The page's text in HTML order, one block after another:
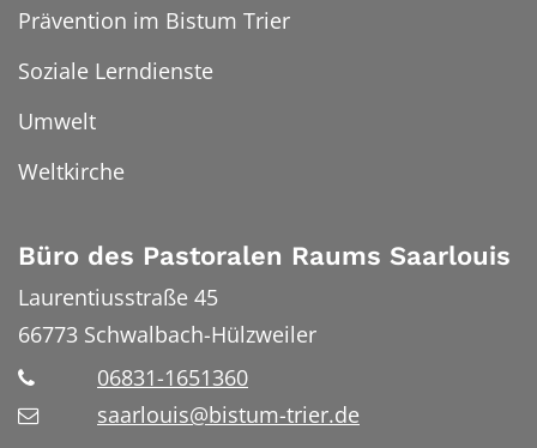
Prävention im Bistum Trier
Soziale Lerndienste
Umwelt
Weltkirche
Büro des Pastoralen Raums Saarlouis
Laurentiusstraße 45
66773 Schwalbach-Hülzweiler
06831-1651360
saarlouis@bistum-trier.de